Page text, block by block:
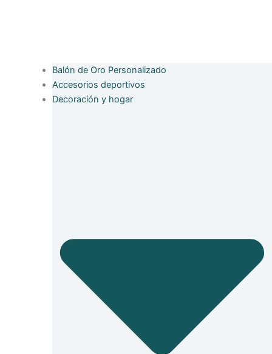
Balón de Oro Personalizado
Accesorios deportivos
Decoración y hogar